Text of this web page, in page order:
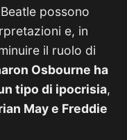
possono
e, in
il ruolo di
Osbourne ha
tipo di ipocrisia,
May e Freddie